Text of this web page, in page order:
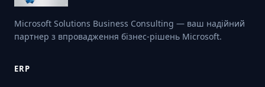
Microsoft Solutions Business Consulting — ваш надійний
партнер з впровадження бізнес-рішень Microsoft.
ERP